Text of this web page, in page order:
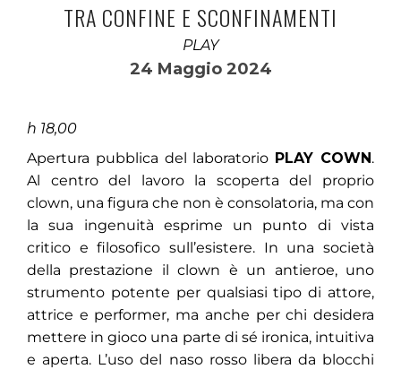
TRA CONFINE E SCONFINAMENTI
PLAY
24 Maggio 2024
h 18,00
Apertura pubblica del laboratorio PLAY COWN.
Al centro del lavoro la scoperta del proprio
clown, una figura che non è consolatoria, ma con
la sua ingenuità esprime un punto di vista
critico e filosofico sull’esistere. In una società
della prestazione il clown è un antieroe, uno
strumento potente per qualsiasi tipo di attore,
attrice e performer, ma anche per chi desidera
mettere in gioco una parte di sé ironica, intuitiva
e aperta. L’uso del naso rosso libera da blocchi